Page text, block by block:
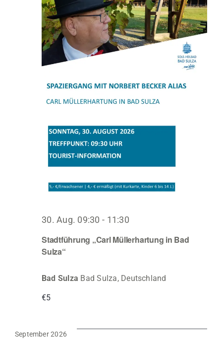
Stadtführung „Carl Müllerhartung in Bad
Sulza“
30. Aug. 09:30 - 11:30
Bad Sulza Bad Sulza, Deutschland
€5
September 2026